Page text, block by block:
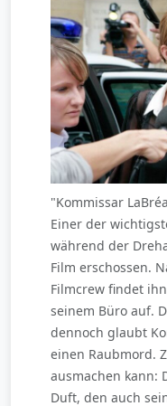
"Kommissar
Einer der
während der
Film erschossen.
Filmcrew findet
seinem Büro auf.
dennoch glaubt
einen Raubmord.
ausmachen kann:
Duft, den auch